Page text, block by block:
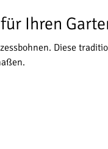
Ihren
Diese